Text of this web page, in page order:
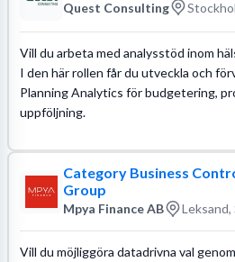
Quest Consulting
Vill du arbeta med analysstöd inom
I den här rollen får du utveckla och
Planning Analytics för budgetering,
uppföljning.
Category Business
Group
Mpya Finance AB
Vill du möjliggöra datadrivna val